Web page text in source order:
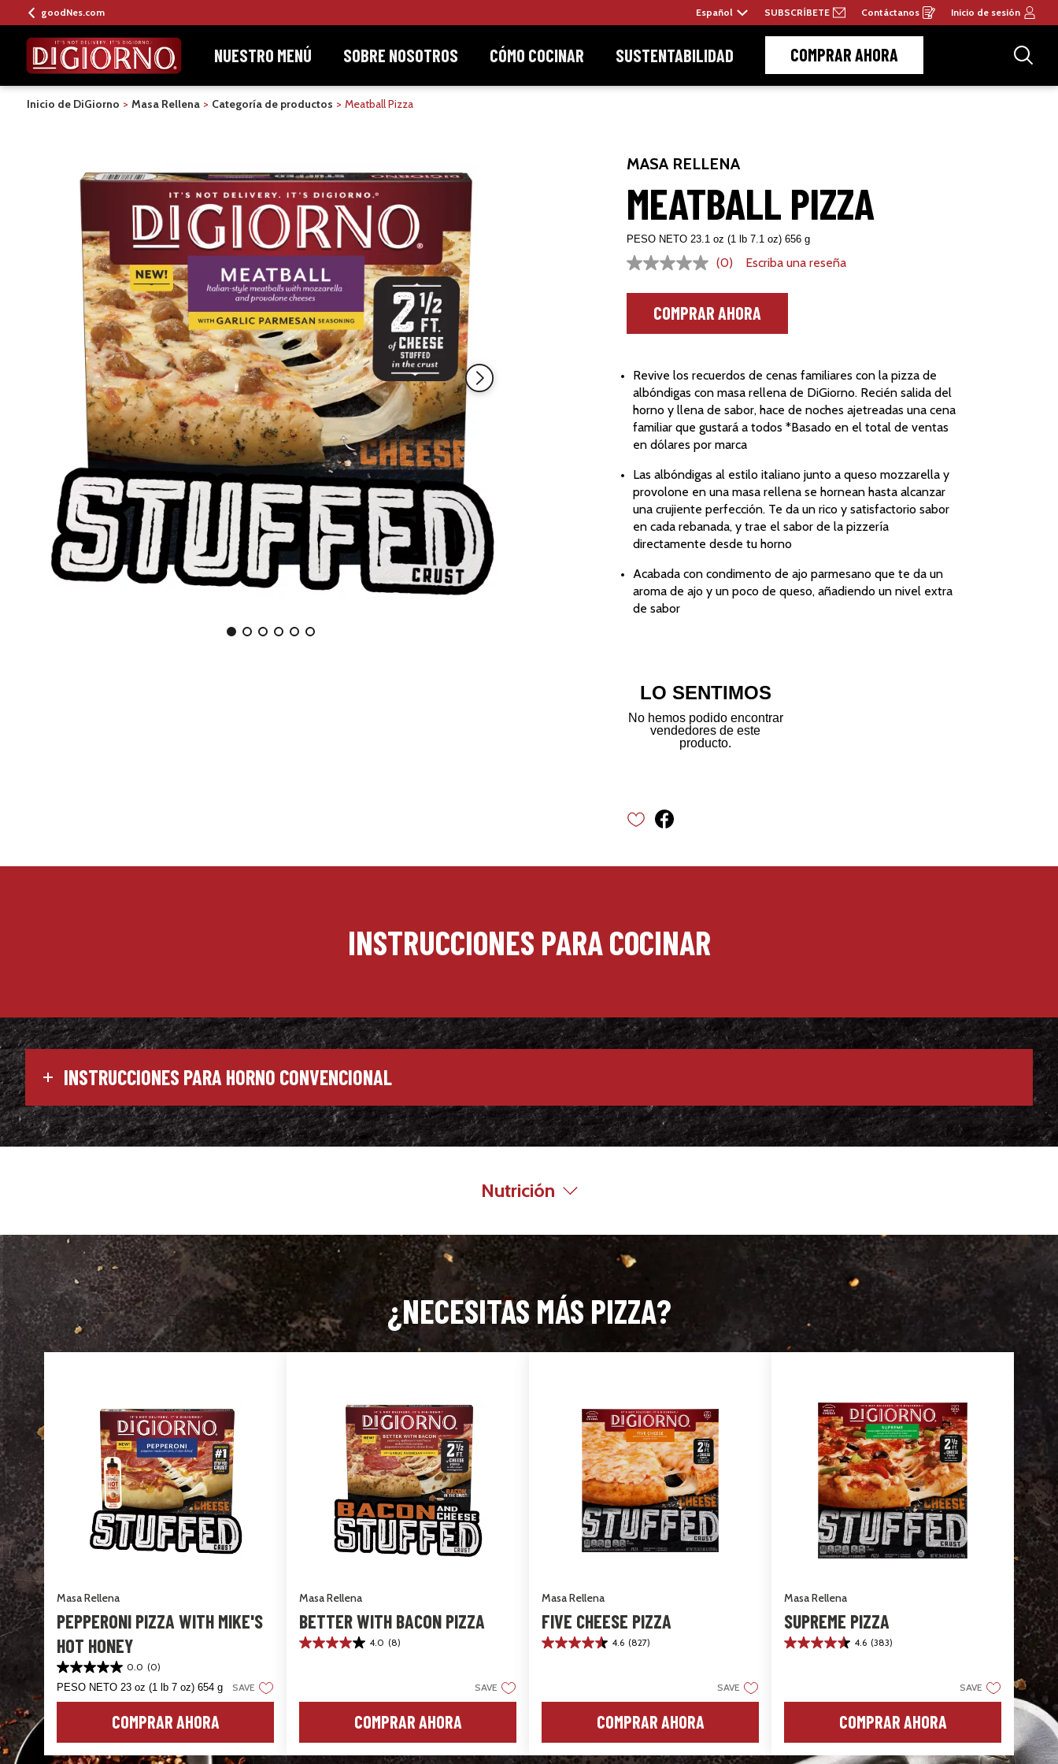
goodNes.com Español SUBSCRÍBETE Contáctanos
Opens
in
a
window
Inicio de sesión
NUESTRO MENÚ SOBRE NOSOTROS CÓMO COCINAR SUSTENTABILIDAD COMPRAR AHORA
Inicio de DiGiorno Masa Rellena Categoría de productos Meatball Pizza
MASA RELLENA
MEATBALL PIZZA
PESO NETO 23.1 oz (1 lb 7.1 oz) 656 g
Sin
Enlace
misma
(0) Escriba una reseña
COMPRAR AHORA
Revive los recuerdos de cenas familiares con la pizza de
albóndigas con masa rellena de DiGiorno. Recién salida del
horno y llena de sabor, hace de noches ajetreadas una cena
familiar que gustará a todos *Basado en el total de ventas
en dólares por marca
Las albóndigas al estilo italiano junto a queso mozzarella y
provolone en una masa rellena se hornean hasta alcanzar
una crujiente perfección. Te da un rico y satisfactorio sabor
en cada rebanada, y trae el sabor de la pizzería
directamente desde tu horno
Acabada con condimento de ajo parmesano que te da un
aroma de ajo y un poco de queso, añadiendo un nivel extra
de sabor
LO SENTIMOS
No hemos podido encontrar
vendedores de este
producto.
INSTRUCCIONES PARA COCINAR
INSTRUCCIONES PARA HORNO CONVENCIONAL
Nutrición
¿NECESITAS MÁS PIZZA?
Masa Rellena
PEPPERONI PIZZA WITH MIKE'S
HOT HONEY
0.0 (0)
0.0
de
PESO NETO 23 oz (1 lb 7 oz) 654 g SAVE
COMPRAR AHORA
Masa Rellena
BETTER WITH BACON PIZZA
4.0 (8)
4.0
SAVE
COMPRAR AHORA
Masa Rellena
FIVE CHEESE PIZZA
4.6 (827)
4.6
SAVE
COMPRAR AHORA
Masa Rellena
SUPREME PIZZA
4.6 (383)
4.6
SAVE
COMPRAR AHORA